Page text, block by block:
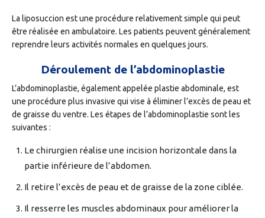
La liposuccion est une procédure relativement simple qui peut
être réalisée en ambulatoire. Les patients peuvent généralement
reprendre leurs activités normales en quelques jours.
Déroulement de l’abdominoplastie
L’abdominoplastie, également appelée plastie abdominale, est
une procédure plus invasive qui vise à éliminer l’excès de peau et
de graisse du ventre. Les étapes de l’abdominoplastie sont les
suivantes :
Le chirurgien réalise une incision horizontale dans la
partie inférieure de l’abdomen.
Il retire l’excès de peau et de graisse de la zone ciblée.
Il resserre les muscles abdominaux pour améliorer la